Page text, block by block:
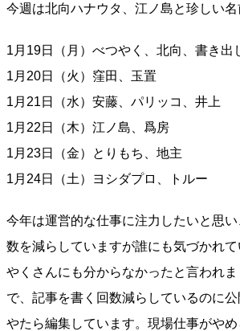
今週は北向ハナウタ、江ノ島と珍しい名
1月19日（月）べつやく、北向、書き出
1月20日（火）窪田、玉置
1月21日（水）安藤、パリッコ、井上
1月22日（木）江ノ島、爲房
1月23日（金）とりもち、地主
1月24日（土）ヨシダプロ、トルー
今年は運営的な仕事に注力したいと思
数を減らしていますが誰にも気づかれ
やくさんにも分からなかったと言われま
で、記事を書く回数減らしているのに
やたら編集しています。現場仕事がやめ